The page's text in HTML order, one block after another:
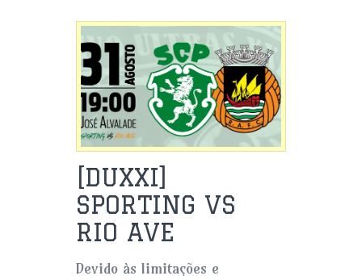
[DUXXI]
SPORTING VS
RIO AVE
Devido às limitações e